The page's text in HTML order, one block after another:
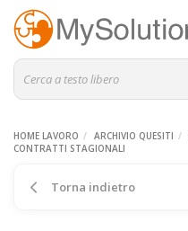
HOME LAVORO ARCHIVIO QUESITI
CONTRATTI STAGIONALI
Torna indietro